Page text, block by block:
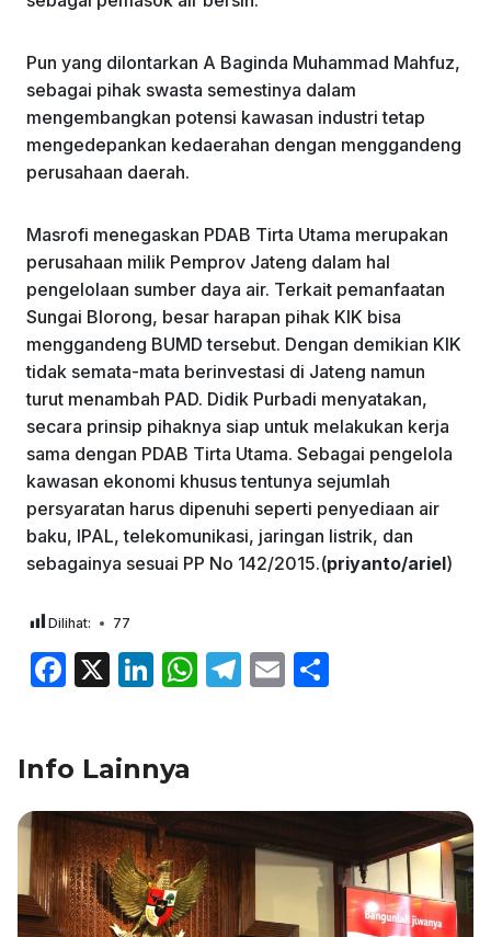
Pun yang dilontarkan A Baginda Muhammad Mahfuz,
sebagai pihak swasta semestinya dalam
mengembangkan potensi kawasan industri tetap
mengedepankan kedaerahan dengan menggandeng
perusahaan daerah.
Masrofi menegaskan PDAB Tirta Utama merupakan
perusahaan milik Pemprov Jateng dalam hal
pengelolaan sumber daya air. Terkait pemanfaatan
Sungai Blorong, besar harapan pihak KIK bisa
menggandeng BUMD tersebut. Dengan demikian KIK
tidak semata-mata berinvestasi di Jateng namun
turut menambah PAD. Didik Purbadi menyatakan,
secara prinsip pihaknya siap untuk melakukan kerja
sama dengan PDAB Tirta Utama. Sebagai pengelola
kawasan ekonomi khusus tentunya sejumlah
persyaratan harus dipenuhi seperti penyediaan air
baku, IPAL, telekomunikasi, jaringan listrik, dan
sebagainya sesuai PP No 142/2015.(priyanto/ariel)
Dilihat: 77
F
e
b
o
o
k
X
Li
e
dI
n
W
A
p
p
T
a
m
E
Info Lainnya